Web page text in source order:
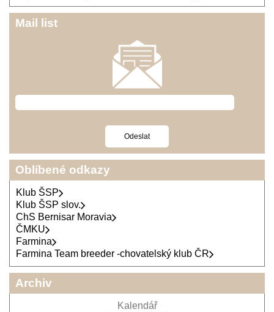
Mail list
Oblíbené odkazy
Klub ŠSP
Klub ŠSP slov.
ChS Bernisar Moravia
ČMKU
Farmina
Farmina Team breeder -chovatelský klub ČR
Archiv
Kalendář